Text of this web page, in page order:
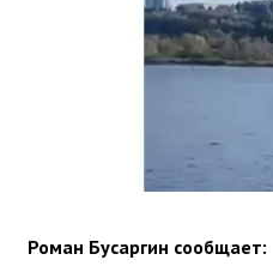
Роман Бусаргин сообщает: